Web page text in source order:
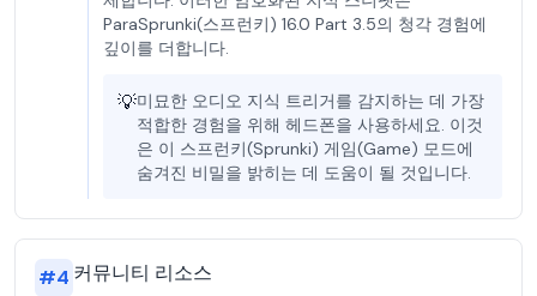
ParaSprunki(스프런키) 16.0 Part 3.5의 청각 경험에
깊이를 더합니다.
💡미묘한 오디오 지식 트리거를 감지하는 데 가장
적합한 경험을 위해 헤드폰을 사용하세요. 이것
은 이 스프런키(Sprunki) 게임(Game) 모드에
숨겨진 비밀을 밝히는 데 도움이 될 것입니다.
#4 커뮤니티 리소스